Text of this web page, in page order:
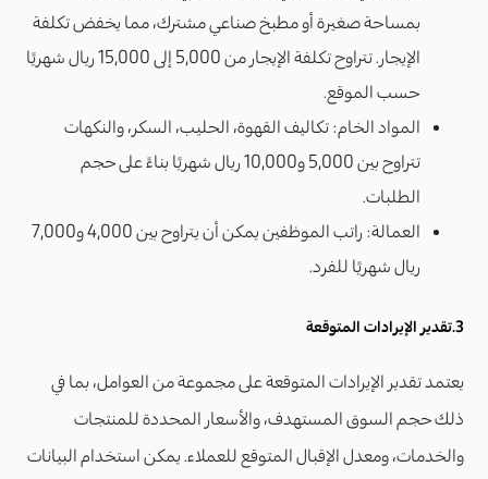
بمساحة صغيرة أو مطبخ صناعي مشترك، مما يخفض تكلفة
الإيجار. تتراوح تكلفة الإيجار من 5,000 إلى 15,000 ريال شهريًا
حسب الموقع.
المواد الخام: تكاليف القهوة، الحليب، السكر، والنكهات
تتراوح بين 5,000 و10,000 ريال شهريًا بناءً على حجم
الطلبات.
العمالة: راتب الموظفين يمكن أن يتراوح بين 4,000 و7,000
ريال شهريًا للفرد.
3.تقدير الإيرادات المتوقعة
يعتمد تقدير الإيرادات المتوقعة على مجموعة من العوامل، بما في
ذلك حجم السوق المستهدف، والأسعار المحددة للمنتجات
والخدمات، ومعدل الإقبال المتوقع للعملاء. يمكن استخدام البيانات